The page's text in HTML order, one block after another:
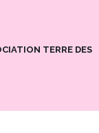
TERRE DES